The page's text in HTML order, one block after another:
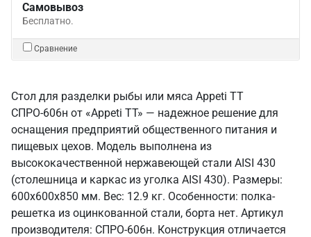
Самовывоз
Бесплатно.
Сравнение
Стол для разделки рыбы или мяса Appeti ТТ
СПРО-606н от «Appeti ТТ» — надежное решение для
оснащения предприятий общественного питания и
пищевых цехов. Модель выполнена из
высококачественной нержавеющей стали AISI 430
(столешница и каркас из уголка AISI 430). Размеры:
600x600x850 мм. Вес: 12.9 кг. Особенности: полка-
решетка из оцинкованной стали, борта нет. Артикул
производителя: СПРО-606н. Конструкция отличается